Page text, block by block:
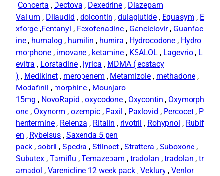
Concerta , Dectova , Dexedrine , Diazepam
Valium , Dilaudid , dolcontin , dulaglutide , Equasym , E
xforge ,Fentanyl , Fexofenadine , Ganciclovir, Guanfac
ine , humalog , humilin , humira , Hydrocodone , Hydro
morphone , imovane , ketamine , KSALOL , Lagevrio , L
evitra , Loratadine , lyrica , MDMA ( ecstacy
) , Medikinet , meropenem , Metamizole , methadone ,
Modafinil , morphine , Mounjaro
15mg , NovoRapid , oxycodone , Oxycontin , Oxymorph
one , Oxynorm , ozempic , Paxil , Paxlovid , Percocet , P
hentermine , Relenza , Ritalin , rivotril , Rohypnol , Rubif
en , Rybelsus , Saxenda 5 pen
pack , sobril , Spedra , Stilnoct , Strattera , Suboxone ,
Subutex , Tamiflu , Temazepam , tradolan , tradolan , tr
amadol , Varenicline 12 week pack , Veklury , Venlor